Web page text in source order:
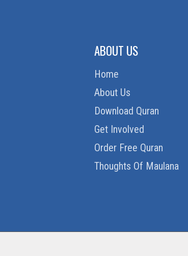
ABOUT US
Home
About Us
Download Quran
Get Involved
Order Free Quran
Thoughts Of Maulana